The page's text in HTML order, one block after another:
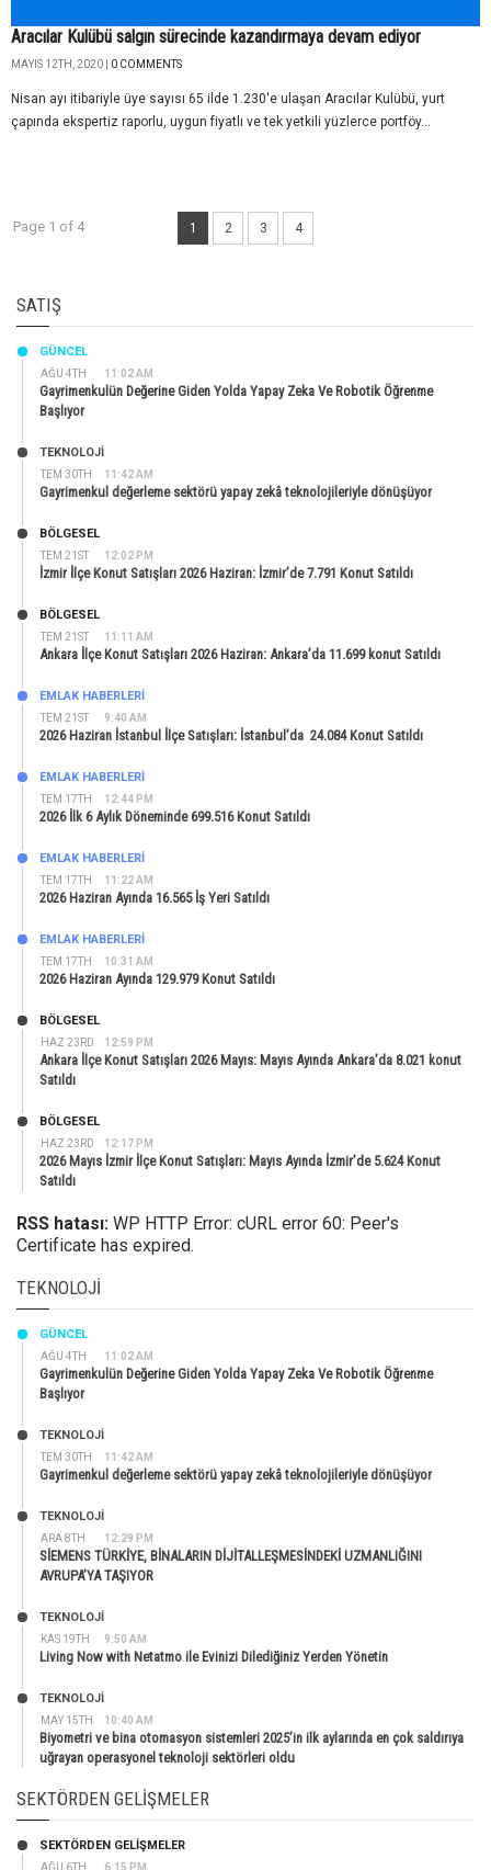
Aracılar Kulübü salgın sürecinde kazandırmaya devam ediyor
MAYIS 12TH, 2020 | 0 COMMENTS
Nisan ayı itibariyle üye sayısı 65 ilde 1.230'e ulaşan Aracılar Kulübü, yurt
çapında ekspertiz raporlu, uygun fiyatlı ve tek yetkili yüzlerce portföy...
Page 1 of 4 1 2 3 4
SATIŞ
AĞU 4TH 11:02 AM
GÜNCEL
Gayrimenkulün Değerine Giden Yolda Yapay Zeka Ve Robotik Öğrenme
Başlıyor
TEM 30TH 11:42 AM
TEKNOLOJİ
Gayrimenkul değerleme sektörü yapay zekâ teknolojileriyle dönüşüyor
TEM 21ST 12:02 PM
BÖLGESEL
İzmir İlçe Konut Satışları 2026 Haziran: İzmir’de 7.791 Konut Satıldı
TEM 21ST 11:11 AM
BÖLGESEL
Ankara İlçe Konut Satışları 2026 Haziran: Ankara’da 11.699 konut Satıldı
TEM 21ST 9:40 AM
EMLAK HABERLERI
2026 Haziran İstanbul İlçe Satışları: İstanbul’da 24.084 Konut Satıldı
TEM 17TH 12:44 PM
EMLAK HABERLERI
2026 İlk 6 Aylık Döneminde 699.516 Konut Satıldı
TEM 17TH 11:22 AM
EMLAK HABERLERI
2026 Haziran Ayında 16.565 İş Yeri Satıldı
TEM 17TH 10:31 AM
EMLAK HABERLERI
2026 Haziran Ayında 129.979 Konut Satıldı
HAZ 23RD 12:59 PM
BÖLGESEL
Ankara İlçe Konut Satışları 2026 Mayıs: Mayıs Ayında Ankara’da 8.021 konut
Satıldı
HAZ 23RD 12:17 PM
BÖLGESEL
2026 Mayıs İzmir İlçe Konut Satışları: Mayıs Ayında İzmir’de 5.624 Konut
Satıldı
RSS hatası: WP HTTP Error: cURL error 60: Peer's
Certificate has expired.
TEKNOLOJI
AĞU 4TH 11:02 AM
GÜNCEL
Gayrimenkulün Değerine Giden Yolda Yapay Zeka Ve Robotik Öğrenme
Başlıyor
TEM 30TH 11:42 AM
TEKNOLOJİ
Gayrimenkul değerleme sektörü yapay zekâ teknolojileriyle dönüşüyor
ARA 8TH 12:29 PM
TEKNOLOJİ
SİEMENS TÜRKİYE, BİNALARIN DİJİTALLEŞMESİNDEKİ UZMANLIĞINI
AVRUPA’YA TAŞIYOR
KAS 19TH 9:50 AM
TEKNOLOJİ
Living Now with Netatmo ile Evinizi Dilediğiniz Yerden Yönetin
MAY 15TH 10:40 AM
TEKNOLOJİ
Biyometri ve bina otomasyon sistemleri 2025’in ilk aylarında en çok saldırıya
uğrayan operasyonel teknoloji sektörleri oldu
SEKTÖRDEN GELIŞMELER
AĞU 6TH 6:15 PM
SEKTÖRDEN GELIŞMELER